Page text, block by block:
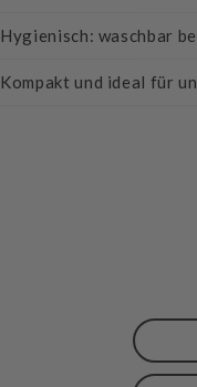
Hygienisch: waschbar
Kompakt und ideal für